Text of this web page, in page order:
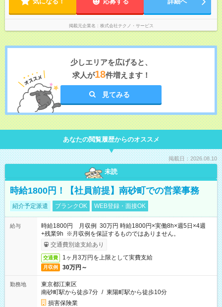
掲載元企業名 株式会社テクノ・サービス
少しエリアを広げると、
求人が18件増えます！
見てみる
あなたの閲覧履歴からのオススメ
掲載日：2026.08.10
未読
時給1800円！【社員前提】南砂町での営業事務
紹介予定派遣 ブランクOK WEB登録・面接OK
給与
時給1800円 月収例 30万円 時給1800円×実働8h×週5日×4週
+残業9h ※月収例を保証するものではありません。
交通費別途支給あり
交通費 1ヶ月3万円を上限として実費支給
月収例 30万円～
勤務地
東京都江東区
南砂町駅から徒歩7分 / 東陽町駅から徒歩10分
損害保険業